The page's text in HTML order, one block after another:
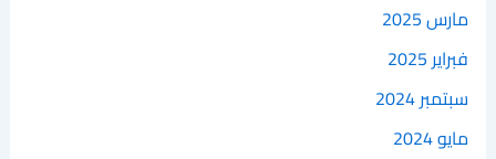
مارس 2025
فبراير 2025
سبتمبر 2024
مايو 2024